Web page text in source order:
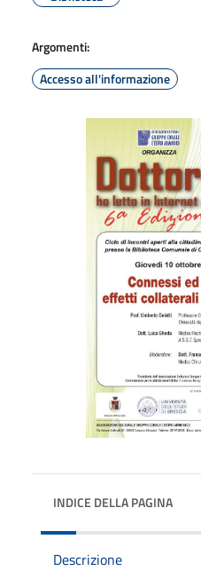
Argomenti:
Accesso all'informazione
INDICE DELLA PAGINA
Descrizione